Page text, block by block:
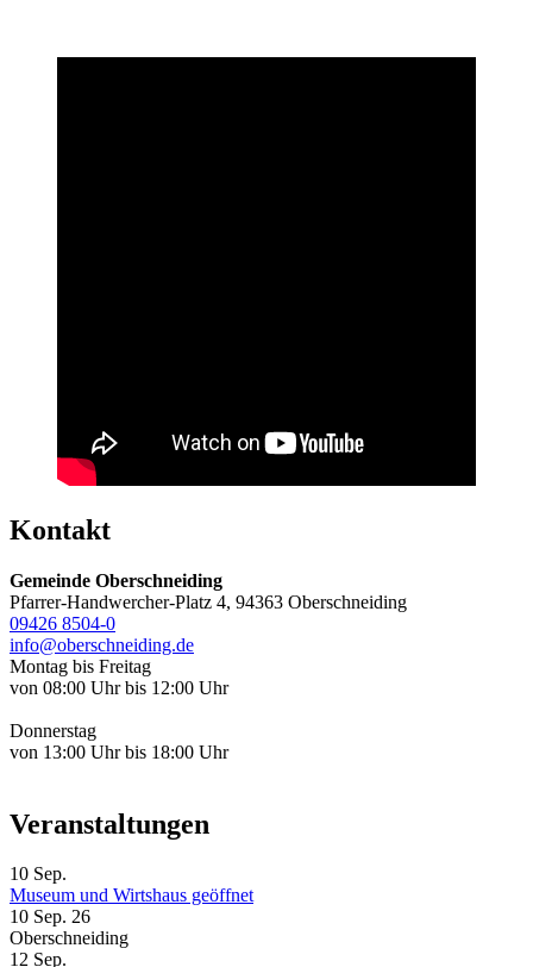
Kontakt
Gemeinde Oberschneiding
Pfarrer-Handwercher-Platz 4, 94363 Oberschneiding
09426 8504-0
info@oberschneiding.de
Montag bis Freitag
von 08:00 Uhr bis 12:00 Uhr
Donnerstag
von 13:00 Uhr bis 18:00 Uhr
Veranstaltungen
10 Sep.
Museum und Wirtshaus geöffnet
10 Sep. 26
Oberschneiding
12 Sep.